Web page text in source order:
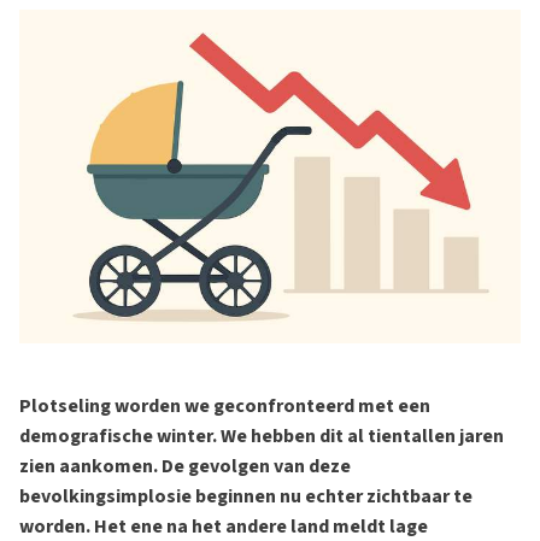
Plotseling worden we geconfronteerd met een
demografische winter. We hebben dit al tientallen jaren
zien aankomen. De gevolgen van deze
bevolkingsimplosie beginnen nu echter zichtbaar te
worden. Het ene na het andere land meldt lage